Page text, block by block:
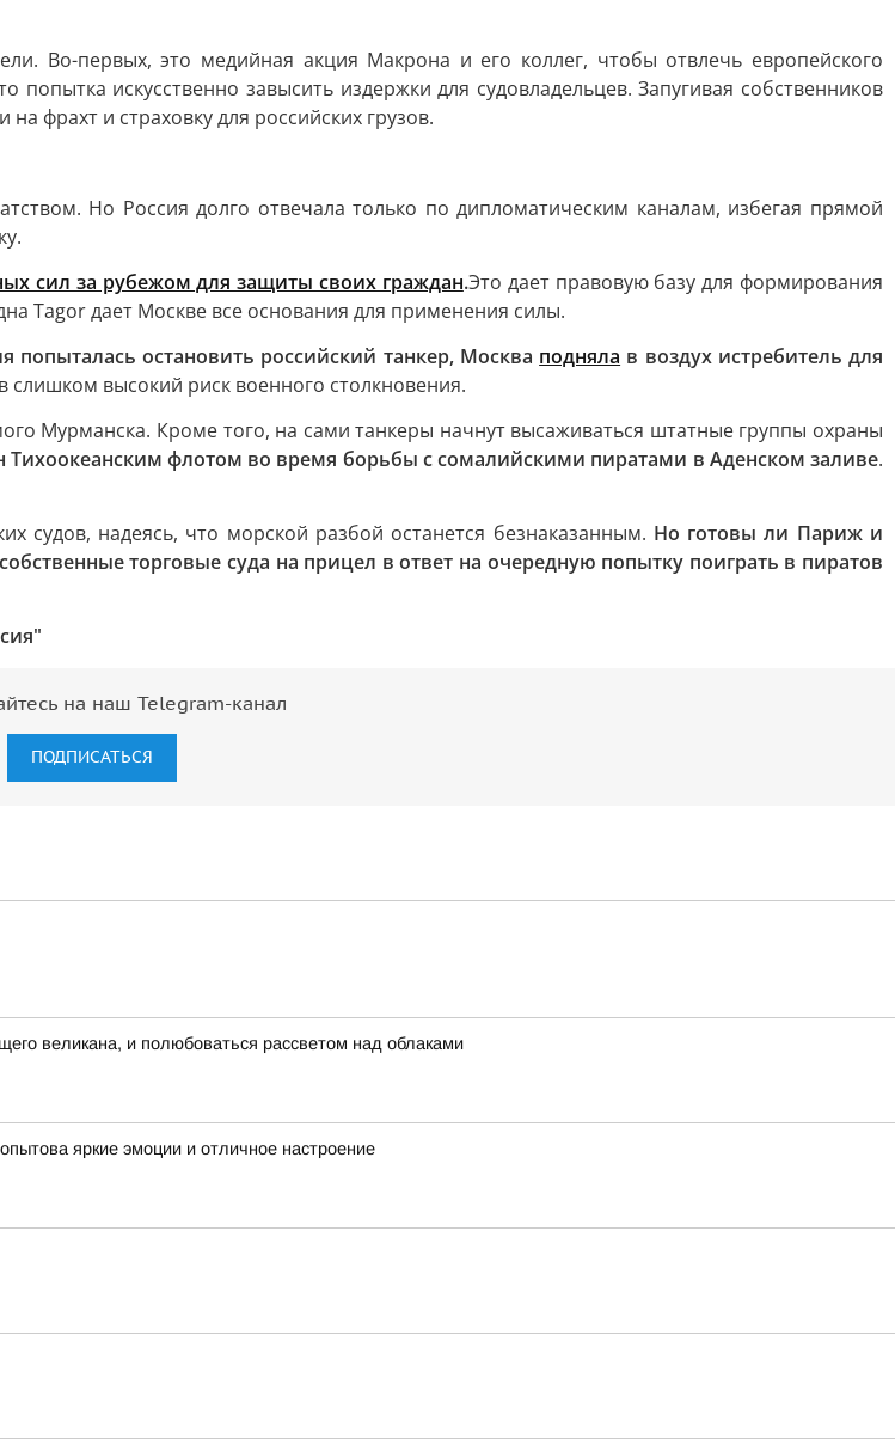
Во-первых, это медийная акция Макрона и его коллег, чтобы отвлечь европейского
искусственно завысить издержки для судовладельцев. Запугивая собственников
фрахт и страховку для российских грузов.
Но Россия долго отвечала только по дипломатическим каналам, избегая прямой
сил за рубежом для защиты своих граждан.Это дает правовую базу для формирования
Tagor дает Москве все основания для применения силы.
попыталась остановить российский танкер, Москва подняла в воздух истребитель для
слишком высокий риск военного столкновения.
Мурманска. Кроме того, на сами танкеры начнут высаживаться штатные группы охраны
Тихоокеанским флотом во время борьбы с сомалийскими пиратами в Аденском заливе.
надеясь, что морской разбой останется безнаказанным. Но готовы ли Париж и
торговые суда на прицел в ответ на очередную попытку поиграть в пиратов
на наш Telegram-канал
ПОДПИСАТЬСЯ
великана, и полюбоваться рассветом над облаками
яркие эмоции и отличное настроение